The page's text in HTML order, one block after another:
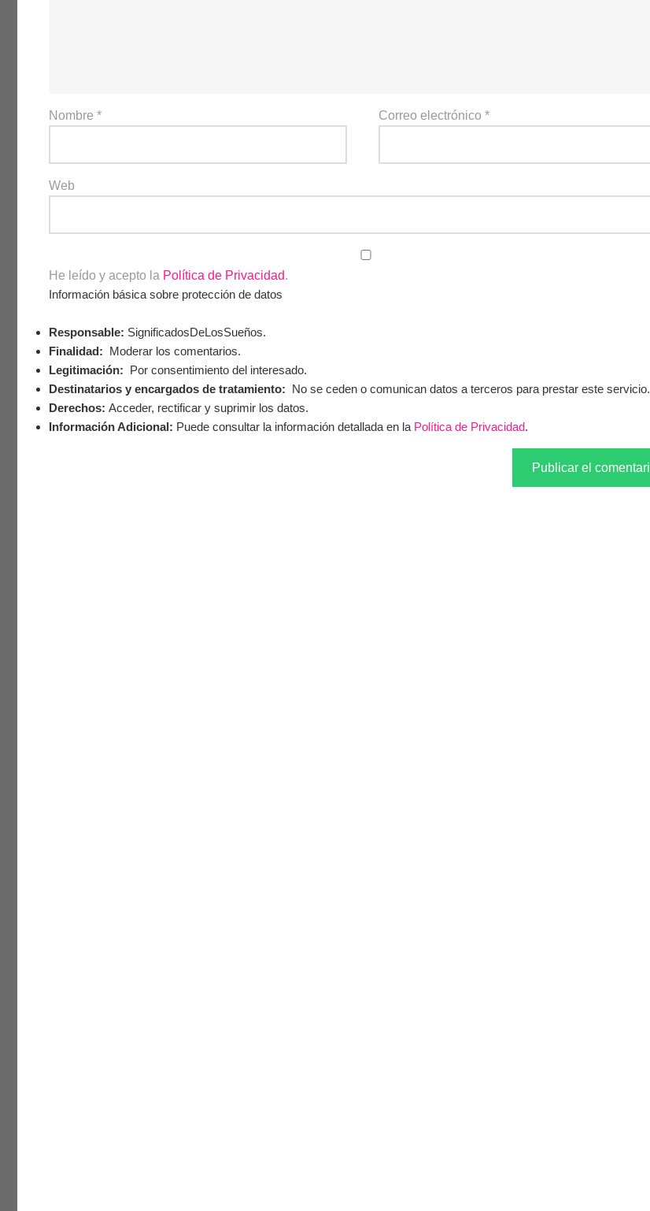
Nombre * Correo electrónico *
Web
He leído y acepto la Política de Privacidad.
Información básica sobre protección de datos
Responsable: SignificadosDeLosSueños.
Finalidad: Moderar los comentarios.
Legitimación: Por consentimiento del interesado.
Destinatarios y encargados de tratamiento: No se ceden o comunican datos a terceros para prestar este servicio.
Derechos: Acceder, rectificar y suprimir los datos.
Información Adicional: Puede consultar la información detallada en la Política de Privacidad.